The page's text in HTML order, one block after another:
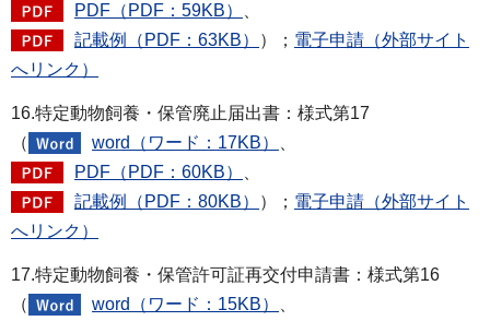
PDF（PDF：59KB）
記載例（PDF：63KB）
）； 電子申請（外部サイト
へリンク）
16.特定動物飼養・保管廃止届出書：様式第17
（
word（ワード：17KB）
PDF（PDF：60KB）
記載例（PDF：80KB）
）； 電子申請（外部サイト
へリンク）
17.特定動物飼養・保管許可証再交付申請書：様式第16
（
word（ワード：15KB）